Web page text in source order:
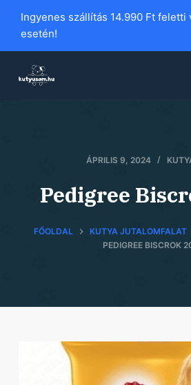
i
Ingyenes szállítás 14.990 Ft feletti
esetén!
ÁPRILIS 9, 2024
Pedigree
FŐOLDAL KUTYA JUTALOMFALAT
PEDIGREE BISCROK